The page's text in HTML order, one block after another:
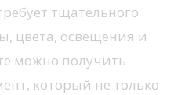
тщательного
цвета, освещения и
можно получить
который не только